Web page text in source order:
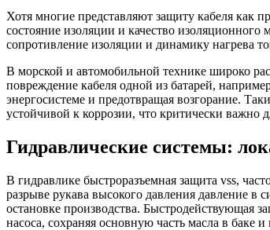
Хотя многие представляют защиту кабеля как
состояние изоляции и качество
сопротивление изоляции и динамику нагрева
В морской и автомобильной технике широко
повреждение кабеля одной из батарей,
энергосистеме и предотвращая возгорание.
устойчивой к коррозии, что критически важно
Гидравлические системы:
В гидравлике быстроразъемная защита vss,
разрыве рукава высокого давления давление в
остановке производства. Быстродействующая
насоса, сохраняя основную часть масла в баке